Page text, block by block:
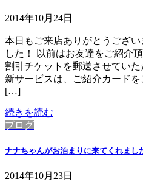
2014年10月24日
本日もご来店ありがとうござ
した！ 以前はお友達をご紹介
割引チケットを郵送させていた
新サービスは、ご紹介カードを
[…]
続きを読む
ブログ
ナナちゃんがお泊まりに来てくれまし
2014年10月23日